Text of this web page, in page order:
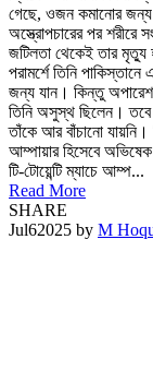
গেছে, ওজন কমানোর জন্য
অস্ত্রোপচারের পর
জটিলতা থেকেই তার মৃত্যু
পরামর্শে তিনি
জন্য যান। কিন্তু
তিনি অসুস্থ ছিলেন। তবে
তাঁকে আর বাঁচানো যায়নি।
আম্পায়ার হিসেবে
টি-টোয়েন্টি ম্যাচে আম্প...
Read More
SHARE
Jul62025 by M